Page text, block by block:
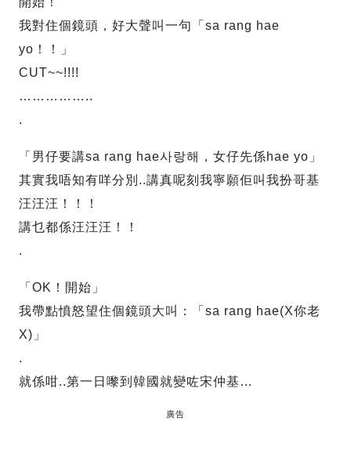
我對住個鏡頭，好大聲叫一句「sa rang hae
yo！！」
CUT~~!!!!
……………..
.
「男仔要講sa rang hae사랑해，女仔先係hae yo」
其實我唔知有咩分別..講真呢刻我寧願佢叫我扮哥基
汪汪汪！！！
講乜都係汪汪汪！！
.
「OK！開始」
我帶點憤怒望住個鏡頭大叫：「sa rang hae(X你老
X)」
.
就係咁..第一日嚟到韓國就變咗宋仲基…
廣告